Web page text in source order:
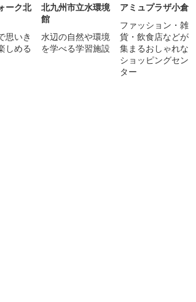
ーク北
思いき
しめる
北九州市立水環境
館
水辺の自然や環境
を学べる学習施設
アミュプラザ小倉
ファッション・雑
貨・飲食店などが
集まるおしゃれな
ショッピングセン
ター